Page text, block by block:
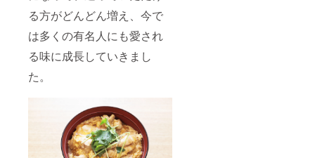
る方がどんどん増え、今で
は多くの有名人にも愛され
る味に成長していきまし
た。